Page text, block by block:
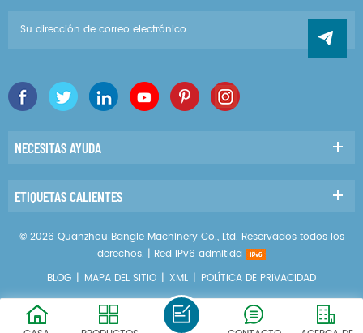
NECESITAS AYUDA
ETIQUETAS CALIENTES
© 2026 Quanzhou Bangle Machinery Co., Ltd. Reservados todos los
derechos. | Red IPv6 admitida
BLOG | MAPA DEL SITIO | XML | POLÍTICA DE PRIVACIDAD